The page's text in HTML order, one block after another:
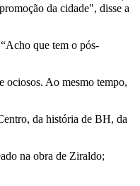
da cidade", disse a
“Acho que tem o pós-
ociosos. Ao mesmo tempo,
da história de BH, da
na obra de Ziraldo;